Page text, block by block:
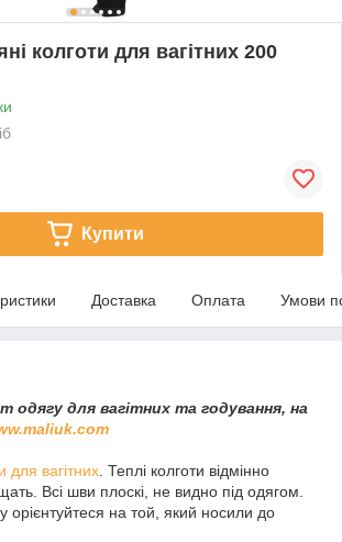
колготи для вагітних 200
Купити
Доставка Оплата Умови
одягу для вагітних та годування, на
для вагітних . Теплі колготи відмінно
Всі шви плоскі, не видно під одягом.
орієнтуйтеся на той, який носили до